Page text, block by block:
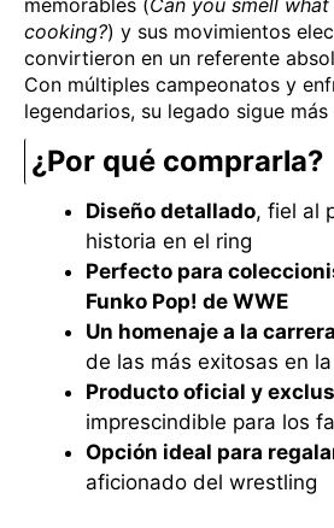
cooking?) y sus movimientos
convirtieron en un referente
Con múltiples campeonatos y
legendarios, su legado sigue
¿Por qué comprarla?
Diseño detallado, fiel al
historia en el ring
Perfecto para
Funko Pop! de WWE
Un homenaje a la
de las más exitosas en
Producto oficial y
imprescindible para los
Opción ideal para
aficionado del wrestling